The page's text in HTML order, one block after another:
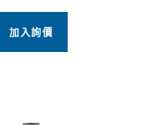
加入詢價